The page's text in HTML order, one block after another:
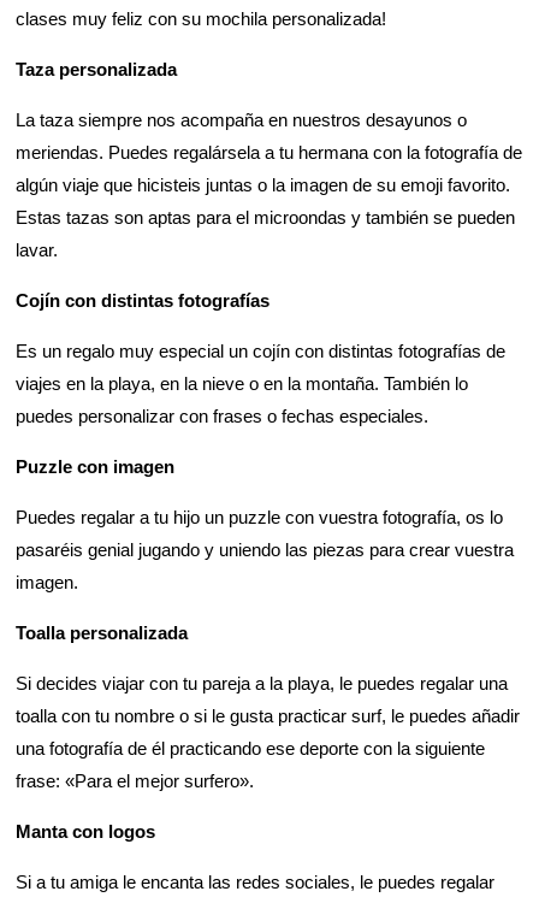
clases muy feliz con su mochila personalizada!
Taza personalizada
La taza siempre nos acompaña en nuestros desayunos o
meriendas. Puedes regalársela a tu hermana con la fotografía de
algún viaje que hicisteis juntas o la imagen de su emoji favorito.
Estas tazas son aptas para el microondas y también se pueden
lavar.
Cojín con distintas fotografías
Es un regalo muy especial un cojín con distintas fotografías de
viajes en la playa, en la nieve o en la montaña. También lo
puedes personalizar con frases o fechas especiales.
Puzzle con imagen
Puedes regalar a tu hijo un puzzle con vuestra fotografía, os lo
pasaréis genial jugando y uniendo las piezas para crear vuestra
imagen.
Toalla personalizada
Si decides viajar con tu pareja a la playa, le puedes regalar una
toalla con tu nombre o si le gusta practicar surf, le puedes añadir
una fotografía de él practicando ese deporte con la siguiente
frase: «Para el mejor surfero».
Manta con logos
Si a tu amiga le encanta las redes sociales, le puedes regalar